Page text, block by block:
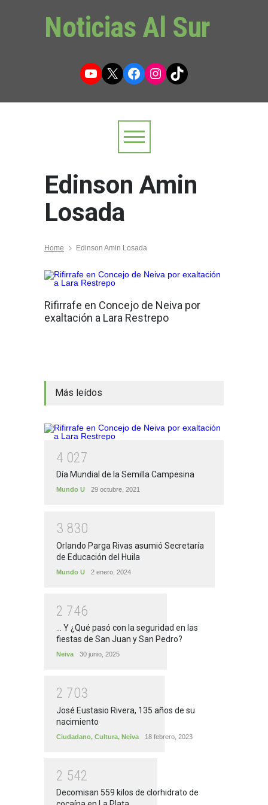
Noticias Al Sur
YouTube
X Facebook
Instagram
TikTok
Edinson Amin
Losada
Home Edinson Amin Losada
Rifirrafe en Concejo de Neiva por
exaltación a Lara Restrepo
Más leídos
4 027
Día Mundial de la Semilla Campesina
Mundo U 29 octubre, 2021
3 830
Orlando Parga Rivas asumió Secretaría
de Educación del Huila
Mundo U 2 enero, 2024
2 746
... Y ¿Qué pasó con la seguridad en las
fiestas de San Juan y San Pedro?
Neiva 30 junio, 2025
2 703
José Eustasio Rivera, 135 años de su
nacimiento
Ciudadano, Cultura, Neiva 18 febrero, 2023
2 542
Decomisan 559 kilos de clorhidrato de